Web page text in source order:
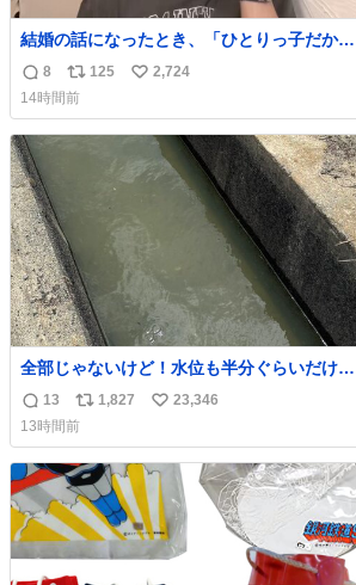
結婚の話になったとき、「ひとりっ子だから
僕が諦めた瞬間に一族が潰える」「死ぬとき1
人とか嫌」だから結婚願望は"ある"って答え
たものの、結局「（結婚は）向いてねぇのか
もしれない」で締める北山くん、きっといろ
いろ考えて言葉を選んで、まるく収めてくれ
たんだなと思った
返
信
数
8
リ
ポ
ス
125
い
ね
数
2,724
14時間前
全部じゃないけど！水位も半分ぐらいだけ
ど！水が来はじめたよ！！！ 作業してくれた
方々ありがとーーー
ー！！！！！！！！！！！！！！！！！！！
！！！！！！！
返
信
数
13
リ
ポ
ス
ト
数
1,827
い
ね
数
23,346
13時間前